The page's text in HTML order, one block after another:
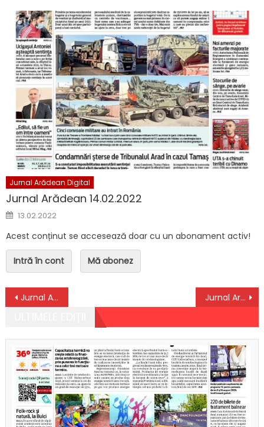
Jurnal Arădean Digital
Jurnal Arădean 14.02.2022
Posted on
13.02.2022
Acest conținut se accesează doar cu un abonament activ!
Intră în cont Mă abonez
Navigare în articole
Jurnal Arădean 06.01.2021 Jurnal Arădean 08.01.2021 + Supliment TV